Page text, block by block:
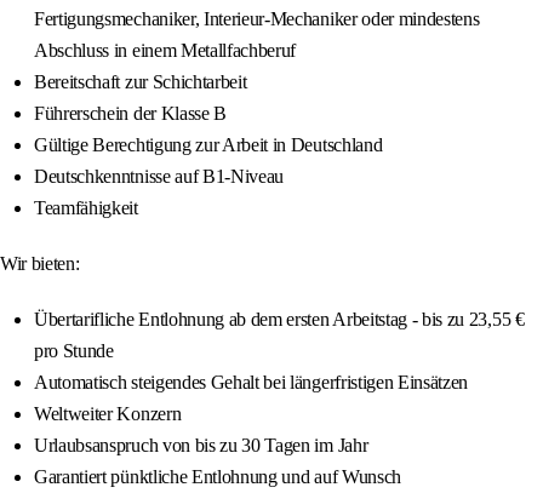
Fertigungsmechaniker, Interieur-Mechaniker oder mindestens
Abschluss in einem Metallfachberuf
Bereitschaft zur Schichtarbeit
Führerschein der Klasse B
Gültige Berechtigung zur Arbeit in Deutschland
Deutschkenntnisse auf B1-Niveau
Teamfähigkeit
Wir bieten:
Übertarifliche Entlohnung ab dem ersten Arbeitstag - bis zu 23,55 €
pro Stunde
Automatisch steigendes Gehalt bei längerfristigen Einsätzen
Weltweiter Konzern
Urlaubsanspruch von bis zu 30 Tagen im Jahr
Garantiert pünktliche Entlohnung und auf Wunsch